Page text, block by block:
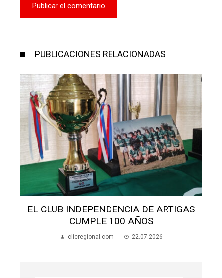
PUBLICACIONES RELACIONADAS
ALUMNOS APEDREARON A UNA MADRE
EN LA ESCUELA 70
clicregional.com 22.07.2026